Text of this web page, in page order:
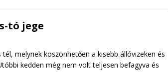
tó jege
melynek köszönhetően a kisebb állóvizeken és
kedden még nem volt teljesen befagyva és